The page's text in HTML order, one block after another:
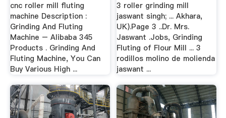
cnc roller mill fluting
machine Description :
Grinding And Fluting
Machine – Alibaba 345
Products . Grinding And
Fluting Machine, You Can
Buy Various High ...
3 roller grinding mill
jaswant singh; ... Akhara,
UK).Page 3 ..Dr. Mrs.
Jaswant .Jobs, Grinding
Fluting of Flour Mill ... 3
rodillos molino de molienda
jaswant ...